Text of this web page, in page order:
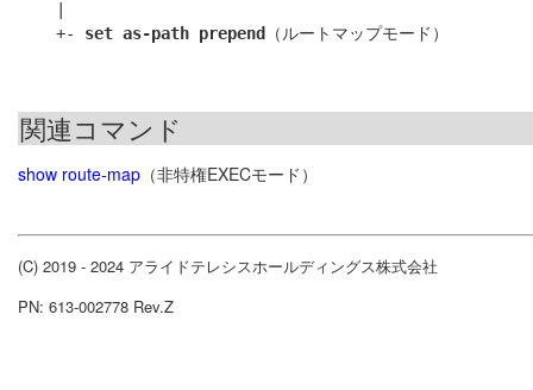
    +-
set as-path prepend
関連コマンド
show route-map （非特権EXECモード）
(C) 2019 - 2024 アライドテレシスホールディングス株式会社
PN: 613-002778 Rev.Z